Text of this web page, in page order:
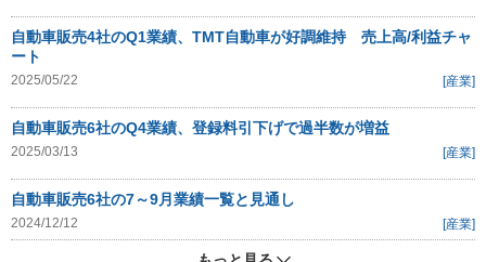
自動車販売4社のQ1業績、TMT自動車が好調維持 売上高/利益チャ
ート
2025/05/22 [産業]
自動車販売6社のQ4業績、登録料引下げで過半数が増益
2025/03/13 [産業]
自動車販売6社の7～9月業績一覧と見通し
2024/12/12 [産業]